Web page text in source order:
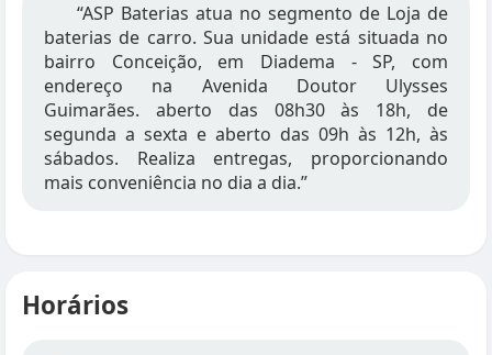
“ASP Baterias atua no segmento de Loja de
baterias de carro. Sua unidade está situada no
bairro Conceição, em Diadema - SP, com
endereço na Avenida Doutor Ulysses
Guimarães. aberto das 08h30 às 18h, de
segunda a sexta e aberto das 09h às 12h, às
sábados. Realiza entregas, proporcionando
mais conveniência no dia a dia.”
Horários